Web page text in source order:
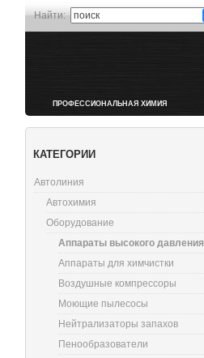
Найти:
ПРОФЕССИОНАЛЬНАЯ ХИМИЯ
КАТЕГОРИИ
Автолиния
Автохимия
Оборудование
Аппараты высокого давления
Аппараты для химчистки
Воздушные компрессоры
Моющие пылесосы
Нейтрализаторы запахов
Пенообразователи